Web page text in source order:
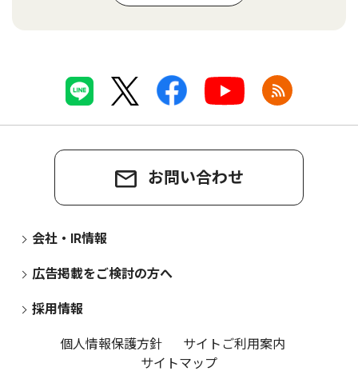
お問い合わせ
会社・IR情報
広告掲載をご検討の方へ
採用情報
個人情報保護方針
サイトご利用案内
サイトマップ